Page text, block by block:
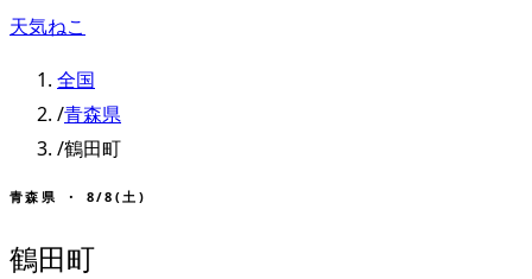
天気ねこ
全国
/青森県
/鶴田町
青森県 ・ 8/8(土)
鶴田町